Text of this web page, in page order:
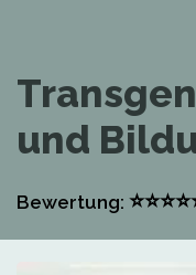
und
Bewertung: ⭐⭐⭐⭐